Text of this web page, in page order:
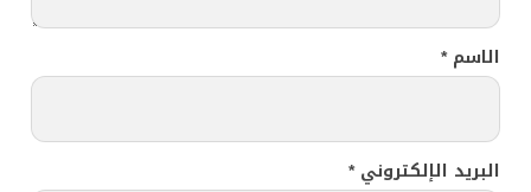
الاسم*
البريد الإلكتروني*